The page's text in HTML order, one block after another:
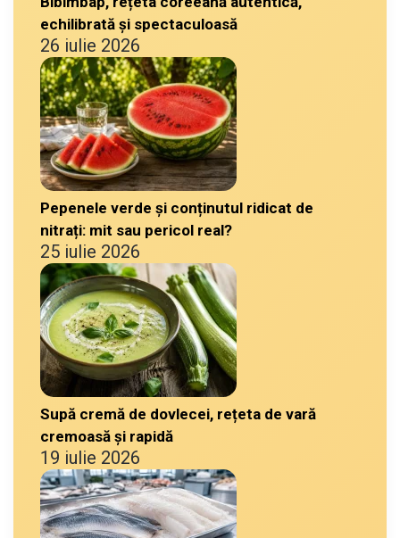
echilibrată și spectaculoasă
26 iulie 2026
Pepenele verde și conținutul ridicat de
nitrați: mit sau pericol real?
25 iulie 2026
Supă cremă de dovlecei, rețeta de vară
cremoasă și rapidă
19 iulie 2026